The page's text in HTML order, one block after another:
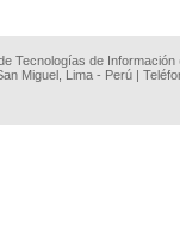
Tecnologías de
Miguel, Lima - Perú |